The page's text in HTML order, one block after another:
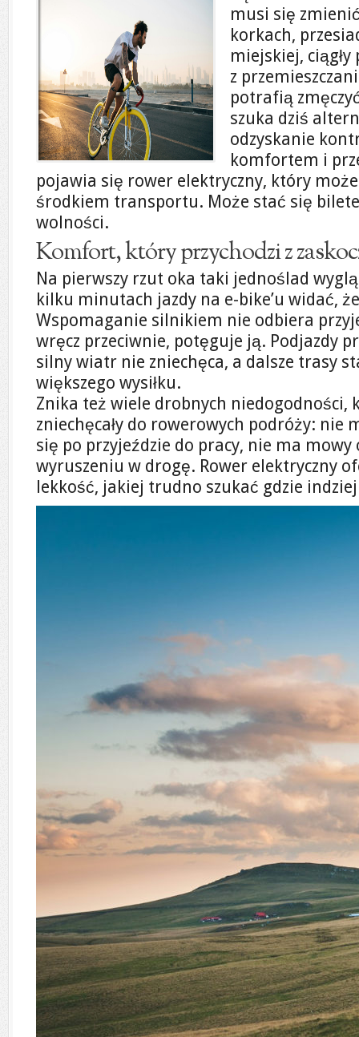
musi się
korkach,
miejskiej,
z
potrafią
szuka dziś
odzyskanie
komfortem i
pojawia się rower elektryczny, który
środkiem transportu. Może stać się
wolności.
Komfort, który przychodzi z
Na pierwszy rzut oka taki jednoślad
kilku minutach jazdy na e-bike’u widać,
Wspomaganie silnikiem nie odbiera
wręcz przeciwnie, potęguje ją. Podjazdy
silny wiatr nie zniechęca, a dalsze trasy
większego wysiłku.
Znika też wiele drobnych niedogodności,
zniechęcały do rowerowych podróży: nie
się po przyjeździe do pracy, nie ma
wyruszeniu w drogę. Rower elektryczny
lekkość, jakiej trudno szukać gdzie